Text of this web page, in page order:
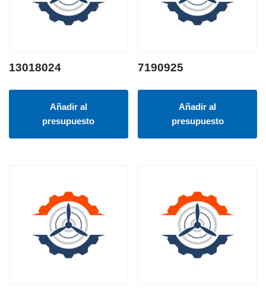
13018024
Añadir al
presupuesto
7190925
Añadir al
presupuesto